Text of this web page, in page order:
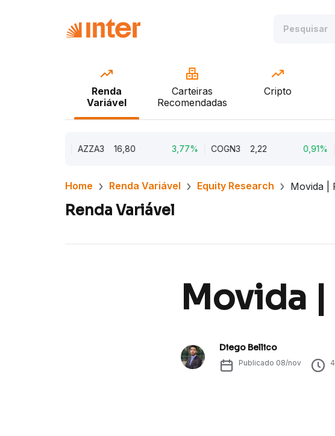
Renda
Variável
Carteiras
Recomendadas
Cripto
AZZA3 16,80 3,77% COGN3 2,22 0,91%
Home Renda Variável Equity Research Movida |
Renda Variável
Movida |
Diego Bellico
Publicado 08/nov 4